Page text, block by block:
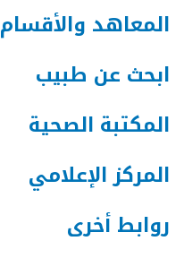
المعاهد والأقسام
ابحث عن طبيب
المكتبة الصحية
المركز الإعلامي
روابط أخرى